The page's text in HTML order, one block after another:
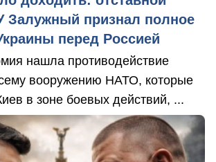
Залужный признал полное
перед Россией
нашла противодействие
вооружению НАТО, которые
в зоне боевых действий, ...